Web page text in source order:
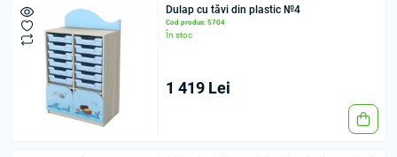
Dulap cu tăvi din plastic №4
Cod produs: 5704
În stoc
1 419 Lei